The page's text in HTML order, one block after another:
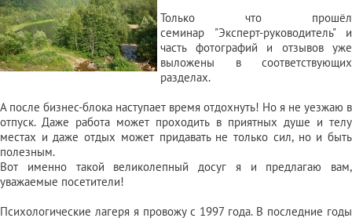
Только что прошёл
семинар "Эксперт-руководитель"и
часть фотографий и отзывов уже
выложены в соответствующих
разделах.
А после бизнес-блока наступает время отдохнуть! Но я не уезжаю в
отпуск. Даже работа может проходить в приятных душе и телу
местах и даже отдых может придавать не только сил, но и быть
полезным.
Вот именно такой великолепный досуг я и предлагаю вам,
уважаемые посетители!
Психологические лагеря я провожу с 1997 года. В последние годы